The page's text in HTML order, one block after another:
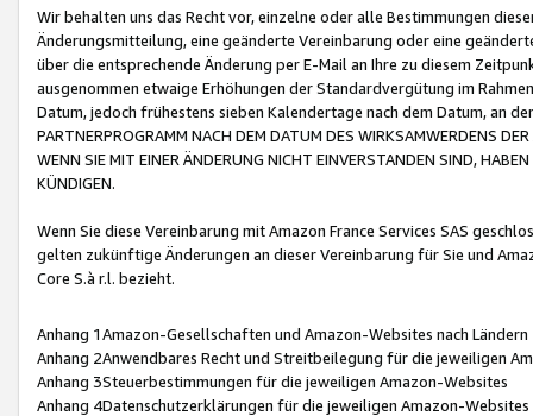
Wir behalten uns das Recht vor, einzelne oder alle Bestimmungen
Änderungsmitteilung, eine geänderte Vereinbarung oder eine
über die entsprechende Änderung per E-Mail an Ihre zu diesem
ausgenommen etwaige Erhöhungen der Standardvergütung im
Datum, jedoch frühestens sieben Kalendertage nach dem Datum, an
PARTNERPROGRAMM NACH DEM DATUM DES WIRKSAMWERDENS
WENN SIE MIT EINER ÄNDERUNG NICHT EINVERSTANDEN SIND,
KÜNDIGEN.
Wenn Sie diese Vereinbarung mit Amazon France Services SAS
gelten zukünftige Änderungen an dieser Vereinbarung für Sie und
Core S.à r.l. bezieht.
Anhang 1Amazon-Gesellschaften und Amazon-Websites nach Ländern
Anhang 2Anwendbares Recht und Streitbeilegung für die jeweiligen
Anhang 3Steuerbestimmungen für die jeweiligen Amazon-Websites
Anhang 4Datenschutzerklärungen für die jeweiligen Amazon-Websites